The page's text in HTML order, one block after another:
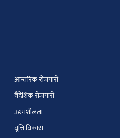
आन्तरिक रोजगारी
वैदेशिक रोजगारी
उद्यमशीलता
वृत्ति विकास